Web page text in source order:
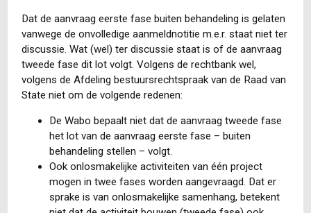
Dat de aanvraag eerste fase buiten behandeling is gelaten
vanwege de onvolledige aanmeldnotitie m.e.r. staat niet ter
discussie. Wat (wel) ter discussie staat is of de aanvraag
tweede fase dit lot volgt. Volgens de rechtbank wel,
volgens de Afdeling bestuursrechtspraak van de Raad van
State niet om de volgende redenen:
De Wabo bepaalt niet dat de aanvraag tweede fase
het lot van de aanvraag eerste fase – buiten
behandeling stellen – volgt.
Ook onlosmakelijke activiteiten van één project
mogen in twee fases worden aangevraagd. Dat er
sprake is van onlosmakelijke samenhang, betekent